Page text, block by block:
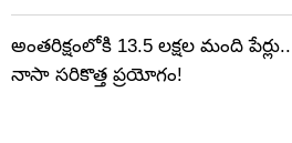
అంతరిక్షంలోకి 13.5 లక్షల మంది పేర్లు..
నాసా సరికొత్త ప్రయోగం!